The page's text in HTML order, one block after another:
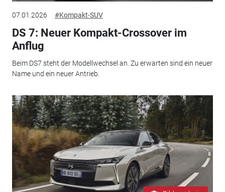
07.01.2026 #Kompakt-SUV
DS 7: Neuer Kompakt-Crossover im
Anflug
Beim DS7 steht der Modellwechsel an. Zu erwarten sind ein neuer
Name und ein neuer Antrieb.